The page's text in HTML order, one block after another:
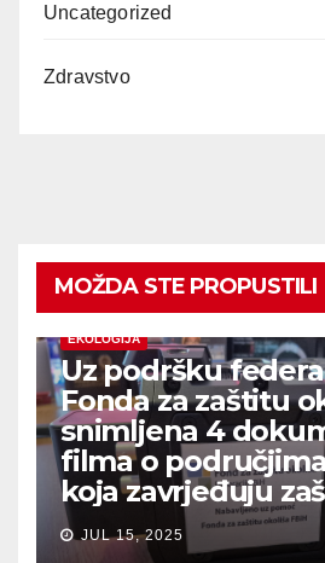
Uncategorized
Zdravstvo
MOŽDA STE PROPUSTILI
EKOLOGIJA
Uz podršku
Fonda za zaštitu
snimljena 4
filma o
koja zavrjeđuju
JUL 15, 2025